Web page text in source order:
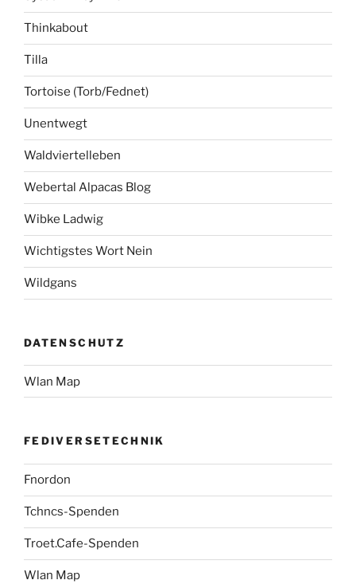
Thinkabout
Tilla
Tortoise (Torb/Fednet)
Unentwegt
Waldviertelleben
Webertal Alpacas Blog
Wibke Ladwig
Wichtigstes Wort Nein
Wildgans
DATENSCHUTZ
Wlan Map
FEDIVERSETECHNIK
Fnordon
Tchncs-Spenden
Troet.Cafe-Spenden
Wlan Map